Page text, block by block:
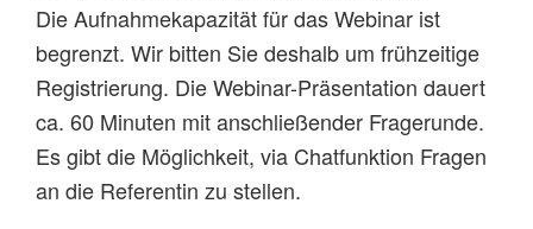
Die Aufnahmekapazität für das Webinar ist
begrenzt. Wir bitten Sie deshalb um frühzeitige
Registrierung. Die Webinar-Präsentation dauert
ca. 60 Minuten mit anschließender Fragerunde.
Es gibt die Möglichkeit, via Chatfunktion Fragen
an die Referentin zu stellen.